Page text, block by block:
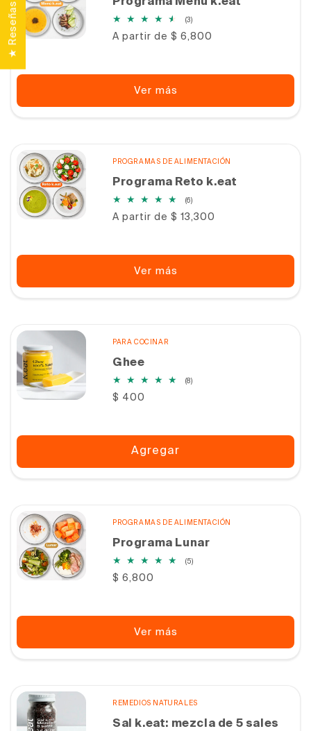
(3)3
totales
Precio
A partir de $ 6,800
Ver más
PROGRAMAS DE ALIMENTACIÓN
Programa Reto k.eat
(6)6
totales
Precio
A partir de $ 13,300
Ver más
PARA COCINAR
Ghee
(8)8
Precio
$ 400
Agregar
PROGRAMAS DE ALIMENTACIÓN
Programa Lunar
(5)5
Precio
$ 6,800
Ver más
REMEDIOS NATURALES
Sal k.eat: mezcla de 5 sales
★ Reseñas